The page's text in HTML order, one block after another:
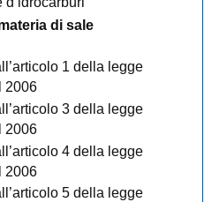
di sale
1 della legge
2006
3 della legge
2006
4 della legge
2006
5 della legge